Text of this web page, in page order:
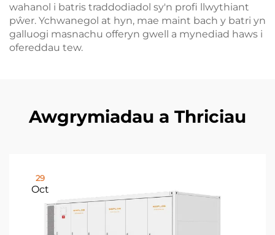
wahanol i batris traddodiadol sy'n profi llwythiant
pŵer. Ychwanegol at hyn, mae maint bach y batri yn
galluogi masnachu offeryn gwell a mynediad haws i
ofereddau tew.
Awgrymiadau a Thriciau
29
Oct